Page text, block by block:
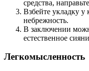
средства,
Взбейте укладку у
небрежность.
В заключении
естественное
Легкомысленность